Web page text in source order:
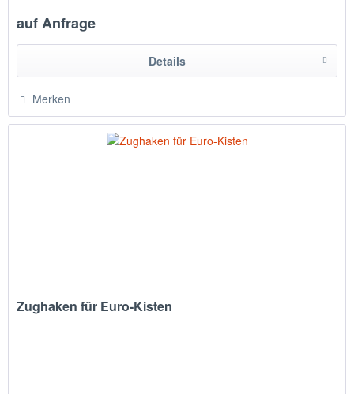
auf Anfrage
Details
Merken
Zughaken für Euro-Kisten